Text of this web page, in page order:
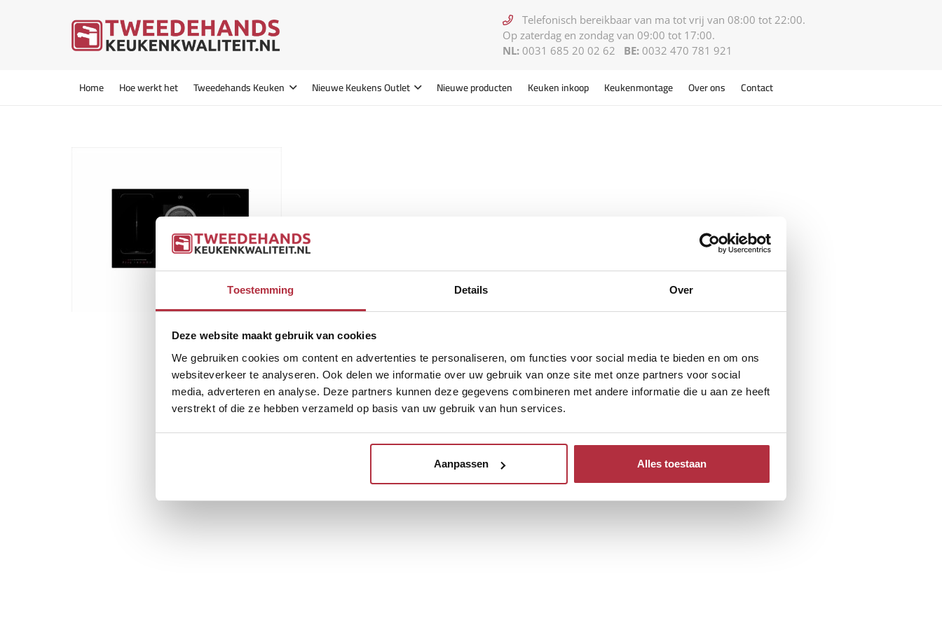
Toestemming Details Over
Deze website maakt gebruik van cookies
We gebruiken cookies om content en advertenties te personaliseren, om functies voor social media te bieden en om ons
websiteverkeer te analyseren. Ook delen we informatie over uw gebruik van onze site met onze partners voor social
media, adverteren en analyse. Deze partners kunnen deze gegevens combineren met andere informatie die u aan ze heeft
verstrekt of die ze hebben verzameld op basis van uw gebruik van hun services.
Aanpassen Alles toestaan
Telefonisch bereikbaar van ma tot vrij van 08:00 tot 22:00.
Op zaterdag en zondag van 09:00 tot 17:00.
NL: 0031 685 20 02 62 BE: 0032 470 781 921
Home Hoe werkt het Tweedehands Keuken Nieuwe KeukensOutlet Nieuwe producten Keuken inkoop Keukenmontage Over ons Contact